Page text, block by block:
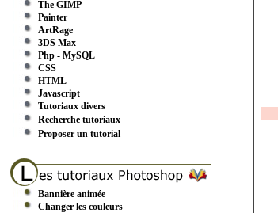
The GIMP
Painter
ArtRage
3DS Max
Php - MySQL
CSS
HTML
Javascript
Tutoriaux divers
Recherche tutoriaux
Proposer un tutorial
Bannière animée
Changer les couleurs